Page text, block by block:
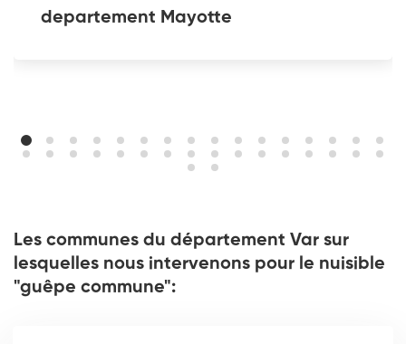
departement Mayotte
Les communes du département Var sur
lesquelles nous intervenons pour le nuisible
"guêpe commune":